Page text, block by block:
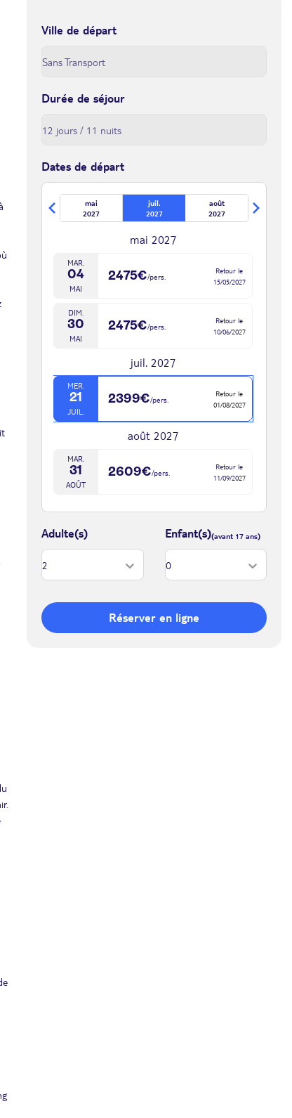
Ville de départ
Durée de séjour
Dates de départ
mai
2027
juil.
2027
août
2027
mai 2027
MAR.
04
MAI
2475€/pers.
Retour le
15/05/2027
DIM.
30
MAI
2475€/pers.
Retour le
10/06/2027
juil. 2027
MER.
21
JUIL.
2399€/pers.
Retour le
01/08/2027
août 2027
MAR.
31
AOÛT
2609€/pers.
Retour le
11/09/2027
Adulte(s) Enfant(s)
Réserver en ligne